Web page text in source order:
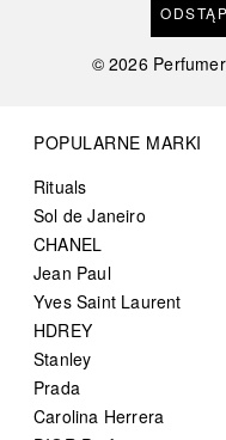
©2026
POPULARNE MARKI
Rituals
Sol de Janeiro
CHANEL
Jean Paul
Yves Saint Laurent
HDREY
Stanley
Prada
Carolina Herrera